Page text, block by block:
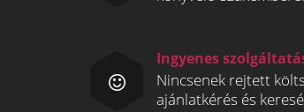
Ingyenes
Nincsenek rejtett
ajánlatkérés és